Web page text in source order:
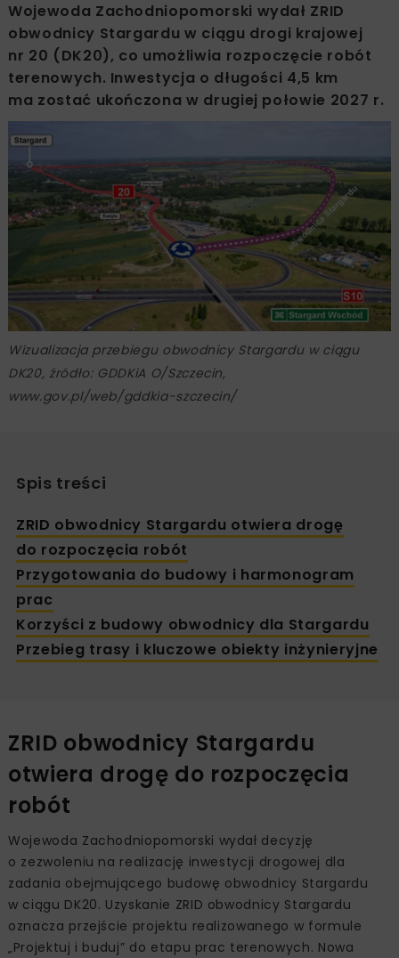
Wojewoda Zachodniopomorski wydał ZRID
obwodnicy Stargardu w ciągu drogi krajowej
nr 20 (DK20), co umożliwia rozpoczęcie robót
terenowych. Inwestycja o długości 4,5 km
ma zostać ukończona w drugiej połowie 2027 r.
Wizualizacja przebiegu obwodnicy Stargardu w ciągu
DK20, źródło: GDDKiA O/Szczecin,
www.gov.pl/web/gddkia-szczecin/
Spis treści
ZRID obwodnicy Stargardu otwiera drogę
do rozpoczęcia robót
Przygotowania do budowy i harmonogram
prac
Korzyści z budowy obwodnicy dla Stargardu
Przebieg trasy i kluczowe obiekty inżynieryjne
ZRID obwodnicy Stargardu
otwiera drogę do rozpoczęcia
robót
Wojewoda Zachodniopomorski wydał decyzję
o zezwoleniu na realizację inwestycji drogowej dla
zadania obejmującego budowę obwodnicy Stargardu
w ciągu DK20. Uzyskanie ZRID obwodnicy Stargardu
oznacza przejście projektu realizowanego w formule
„Projektuj i buduj” do etapu prac terenowych. Nowa